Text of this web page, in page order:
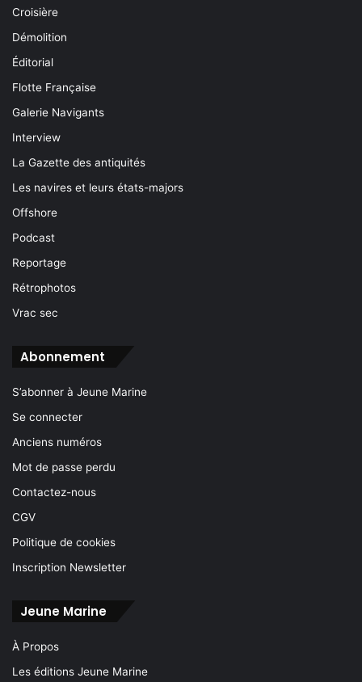
Croisière
Démolition
Éditorial
Flotte Française
Galerie Navigants
Interview
La Gazette des antiquités
Les navires et leurs états-majors
Offshore
Podcast
Reportage
Rétrophotos
Vrac sec
Abonnement
S’abonner à Jeune Marine
Se connecter
Anciens numéros
Mot de passe perdu
Contactez-nous
CGV
Politique de cookies
Inscription Newsletter
Jeune Marine
À Propos
Les éditions Jeune Marine